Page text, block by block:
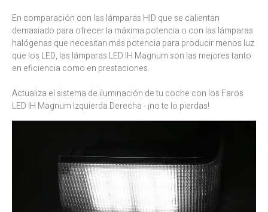
En comparación con las lámparas HID que se calientan
demasiado para ofrecer la máxima potencia o con las lámparas
halógenas que necesitan más potencia para producir menos luz
que los LED, las lámparas LED IH Magnum son las mejores tanto
en eficiencia como en prestaciones.
Actualiza el sistema de iluminación de tu coche con los Faros
LED IH Magnum Izquierda Derecha - ¡no te lo pierdas!